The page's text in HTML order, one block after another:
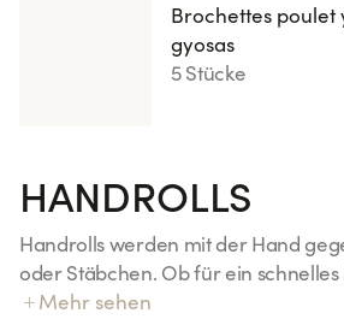
Brochettes poulet
gyosas
5 Stücke
HANDROLLS
Handrolls werden mit der Hand
oder Stäbchen. Ob für ein
zwischen zwei Meetings, ein
Mehr sehen